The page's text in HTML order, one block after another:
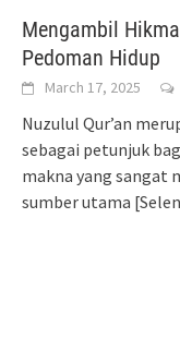
Mengambil
Pedoman Hidup
March 17, 2025
Nuzulul Qur’an
sebagai petunjuk
makna yang sangat
sumber utama